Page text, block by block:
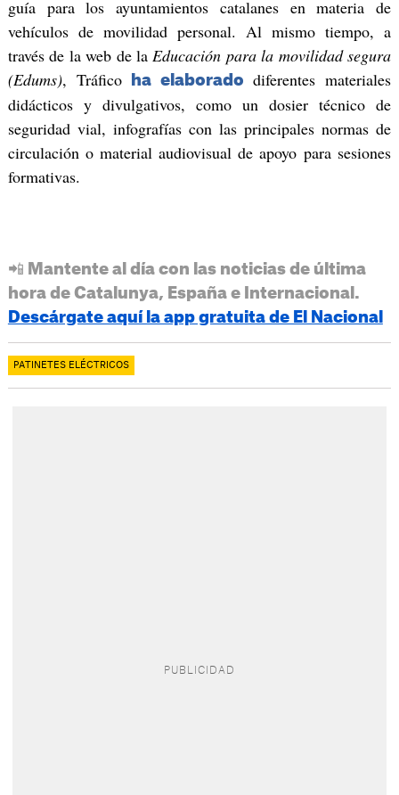
guía para los ayuntamientos catalanes en materia de
vehículos de movilidad personal. Al mismo tiempo, a
través de la web de la Educación para la movilidad segura
(Edums), Tráfico ha elaborado
diferentes materiales
didácticos y divulgativos, como un dosier técnico de
seguridad vial, infografías con las principales normas de
circulación o material audiovisual de apoyo para sesiones
formativas.
📲 Mantente al día con las noticias de última
hora de Catalunya, España e Internacional.
Descárgate aquí la app gratuita de El Nacional
PATINETES ELÉCTRICOS